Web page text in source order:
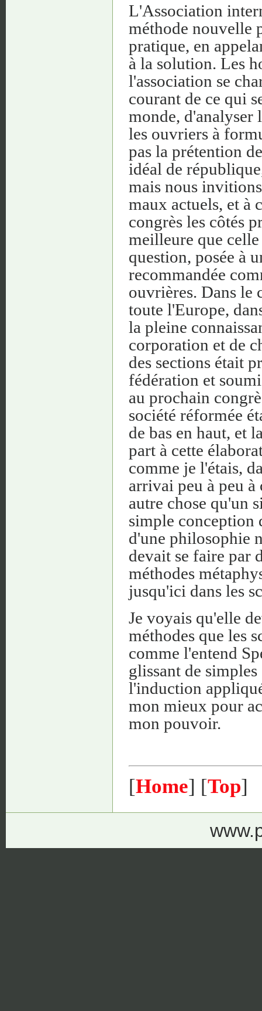
L'Association
méthode nouvelle
pratique, en
à la solution. Les
l'association se
courant de ce qui
monde, d'analyser
les ouvriers à
pas la prétention
idéal de
mais nous
maux actuels, et à
congrès les côtés
meilleure que
question, posée à
recommandée
ouvrières. Dans le
toute l'Europe,
la pleine
corporation et de
des sections était
fédération et
au prochain
société réformée
de bas en haut, et
part à cette
comme je l'étais,
arrivai peu à peu à
autre chose qu'un
simple conception
d'une philosophie
devait se faire par
méthodes
jusqu'ici dans les
Je voyais qu'elle
méthodes que les
comme l'entend
glissant de
l'induction
mon mieux pour
mon pouvoir.
[Home] [Top]